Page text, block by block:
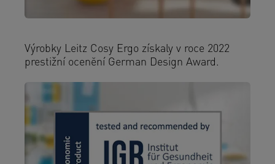
Výrobky Leitz Cosy Ergo získaly v roce 2022
prestižní ocenění German Design Award.